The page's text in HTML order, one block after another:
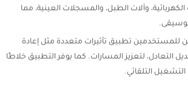
وآلات الطبل، والمسجلات العينية، مما
للمستخدمين تطبيق تأثيرات متعددة مثل إعادة
التعادل، لتعزيز المسارات. كما يوفر التطبيق خلاطًا
التلقائي.